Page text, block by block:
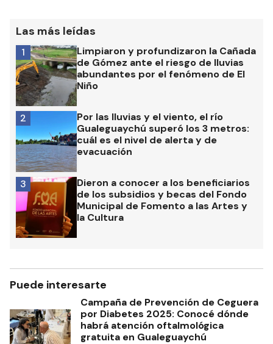
Las más leídas
Limpiaron y profundizaron la Cañada
de Gómez ante el riesgo de lluvias
abundantes por el fenómeno de El
Niño
1
Por las lluvias y el viento, el río
Gualeguaychú superó los 3 metros:
cuál es el nivel de alerta y de
evacuación
2
Dieron a conocer a los beneficiarios
de los subsidios y becas del Fondo
Municipal de Fomento a las Artes y
la Cultura
3
Puede interesarte
Campaña de Prevención de Ceguera
por Diabetes 2025: Conocé dónde
habrá atención oftalmológica
gratuita en Gualeguaychú